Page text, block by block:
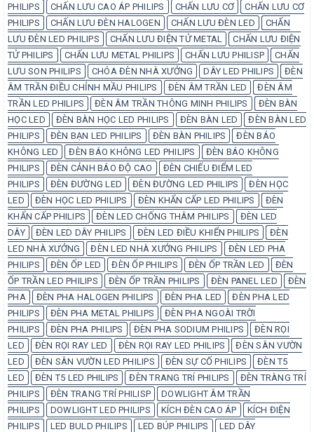
PHILIPS
CHẤN LƯU CAO ÁP PHILIPS CHẤN LƯU CƠ
CHẤN LƯU CƠ
PHILIPS
CHẤN LƯU ĐÈN HALOGEN CHẤN LƯU ĐÈN LED
CHẤN
LƯU ĐÈN LED PHILIPS
CHẤN LƯU ĐIỆN TỬ METAL
CHẤN LƯU ĐIỆN
TỬ PHILIPS
CHẤN LƯU METAL PHILIPS CHẤN LƯU PHILISP
CHẤN
LƯU SON PHILIPS
CHÓA ĐÈN NHÀ XƯỞNG DÂY LED PHILIPS
ĐÈN
ÂM TRẦN ĐIỀU CHỈNH MẦU PHILIPS
ĐÈN ÂM TRẦN LED
ĐÈN ÂM
TRẦN LED PHILIPS
ĐÈN ÂM TRẦN THÔNG MINH PHILIPS
ĐÈN BÀN
HỌC LED
ĐÈN BÀN HỌC LED PHILIPS ĐÈN BÀN LED
ĐÈN BÀN LED
PHILIPS
ĐÈN BẠN LED PHILIPS ĐÈN BÀN PHILIPS
ĐÈN BÁO
KHÔNG LED
ĐÈN BÁO KHÔNG LED PHILIPS
ĐÈN BÁO KHÔNG
PHILIPS
ĐÈN CẢNH BÁO ĐỘ CAO
ĐÈN CHIẾU ĐIỂM LED
PHILIPS
ĐÈN ĐƯỜNG LED ĐÈN ĐƯỜNG LED PHILIPS
ĐÈN HỌC
LED
ĐÈN HỌC LED PHILIPS ĐÈN KHẨN CẤP LED PHILIPS
ĐÈN
KHẨN CẤP PHILIPS
ĐÈN LED CHỐNG THÂM PHILIPS
ĐÈN LED
DÂY
ĐÈN LED DÂY PHILIPS ĐÈN LED ĐIỀU KHIỂN PHILIPS
ĐÈN
LED NHÀ XƯỞNG
ĐÈN LED NHÀ XƯỞNG PHILIPS
ĐÈN LED PHA
PHILIPS
ĐÈN ỐP LED ĐÈN ỐP PHILIPS ĐÈN ỐP TRẦN LED
ĐÈN
ỐP TRẦN LED PHILIPS
ĐÈN ỐP TRẦN PHILIPS ĐÈN PANEL LED
ĐÈN
PHA
ĐÈN PHA HALOGEN PHILIPS ĐÈN PHA LED
ĐÈN PHA LED
PHILIPS
ĐÈN PHA METAL PHILIPS
ĐÈN PHA NGOÀI TRỜI
PHILIPS
ĐÈN PHA PHILIPS ĐÈN PHA SODIUM PHILIPS
ĐÈN RỌI
LED
ĐÈN RỌI RAY LED ĐÈN RỌI RAY LED PHILIPS
ĐÈN SÂN VƯỜN
LED
ĐÈN SÂN VƯỜN LED PHILIPS ĐÈN SỰ CỐ PHILIPS
ĐÈN T5
LED
ĐÈN T5 LED PHILIPS ĐÈN TRANG TRÍ PHILIPS
ĐÈN TRÀNG TRÍ
PHILIPS
ĐÈN TRANG TRÍ PHILISP
DOWLIGHT ÂM TRẦN
PHILIPS
DOWLIGHT LED PHILIPS KÍCH ĐÈN CAO ÁP
KÍCH ĐIỆN
PHILIPS
LED BULD PHILIPS LED BÚP PHILIPS
LED DÂY